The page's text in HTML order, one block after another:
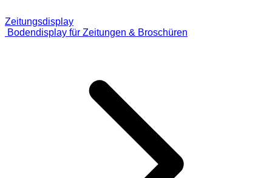
Zeitungsdisplay
Bodendisplay für Zeitungen & Broschüren